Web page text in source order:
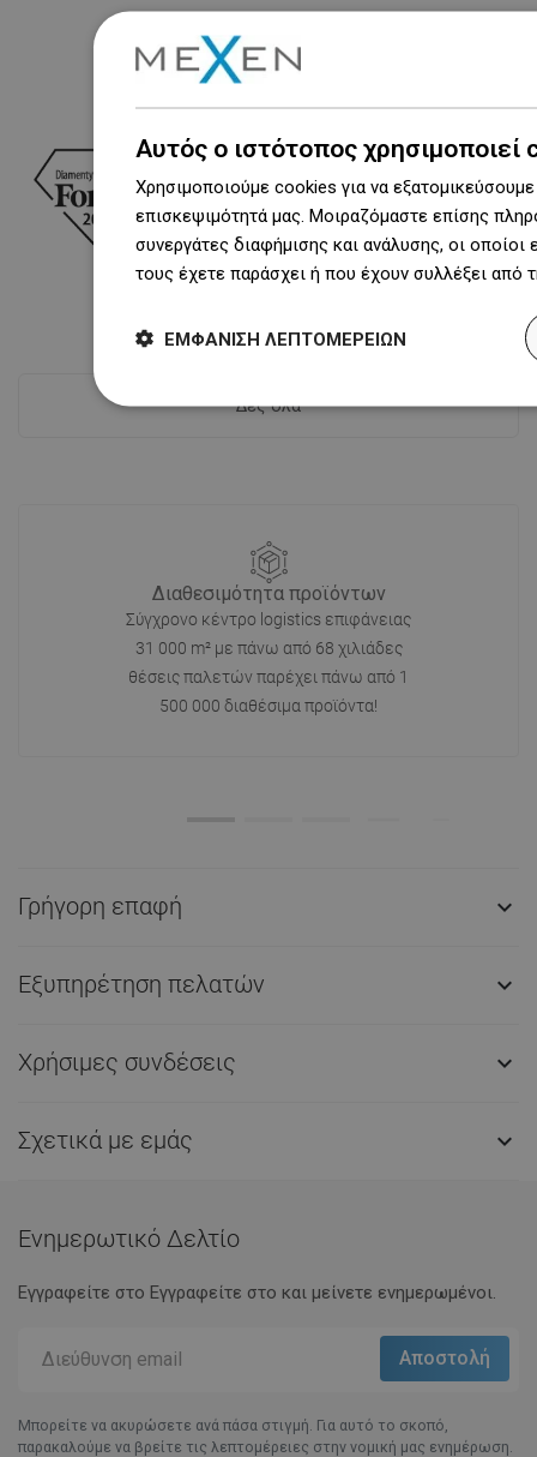
Βραβεία
Δες όλα
Διαθεσιμότητα προϊόντων
Σύγχρονο κέντρο logistics επιφάνειας
31 000 m² με πάνω από 68 χιλιάδες
θέσεις παλετών παρέχει πάνω από 1
500 000 διαθέσιμα προϊόντα!
Γρήγορη επαφή 
Εξυπηρέτηση πελατών 
Χρήσιμες συνδέσεις 
Σχετικά με εμάς 
Ενημερωτικό Δελτίο
Εγγραφείτε στο Eγγραφείτε στο και μείνετε ενημερωμένοι.
Μπορείτε να ακυρώσετε ανά πάσα στιγμή. Για αυτό το σκοπό,
παρακαλούμε να βρείτε τις λεπτομέρειες στην νομική μας ενημέρωση.
Αυτός ο ιστότοπος χρησιμοποιεί
Χρησιμοποιούμε cookies για να
επισκεψιμότητά μας. Μοιραζόμαστε επίσης
συνεργάτες διαφήμισης και ανάλυσης, οι
τους έχετε παράσχει ή που έχουν συλλέξει
ΕΜΦΆΝΙΣΗ ΛΕΠΤΟΜΕΡΕΙΏΝ